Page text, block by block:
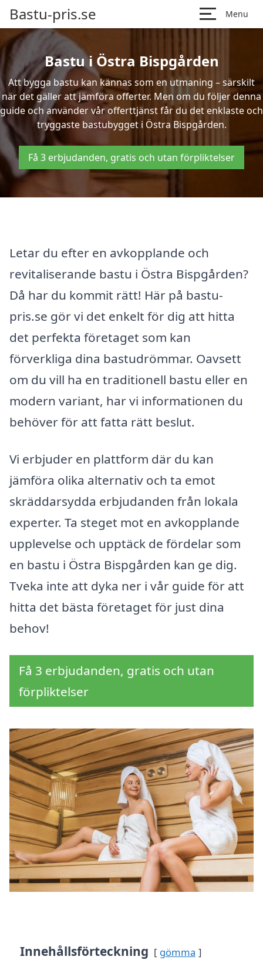
Bastu-pris.se Menu
Bastu i Östra Bispgården
Att bygga bastu kan kännas som en utmaning – särskilt
när det gäller att jämföra offerter. Men om du följer denna
guide och använder vår offerttjänst får du det enklaste och
tryggaste bastubygget i Östra Bispgården.
Få 3 erbjudanden, gratis och utan förpliktelser
Letar du efter en avkopplande och
revitaliserande bastu i Östra Bispgården?
Då har du kommit rätt! Här på bastu-
pris.se gör vi det enkelt för dig att hitta
det perfekta företaget som kan
förverkliga dina bastudrömmar. Oavsett
om du vill ha en traditionell bastu eller en
modern variant, har vi informationen du
behöver för att fatta rätt beslut.
Vi erbjuder en plattform där du kan
jämföra olika alternativ och ta emot
skräddarsydda erbjudanden från lokala
experter. Ta steget mot en avkopplande
upplevelse och upptäck de fördelar som
en bastu i Östra Bispgården kan ge dig.
Tveka inte att dyka ner i vår guide för att
hitta det bästa företaget för just dina
behov!
Få 3 erbjudanden, gratis och utan
förpliktelser
Innehållsförteckning gömma